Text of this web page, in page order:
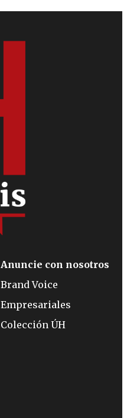
Anuncie con nosotros
Brand Voice
Empresariales
Colección ÚH